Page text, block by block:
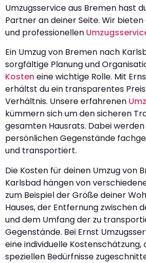
Umzugsservice aus Bremen hast
Partner an deiner Seite. Wir
und professionellen
Ein Umzug von Bremen nach
sorgfältige Planung und
Kosten eine wichtige Rolle. Mit
erhältst du ein transparentes
Verhältnis. Unsere erfahrenen
kümmern sich um den sicheren
gesamten Hausrats. Dabei
persönlichen Gegenstände
und transportiert.
Die Kosten für deinen Umzug von
Karlsbad hängen von
zum Beispiel der Größe deiner
Hauses, der Entfernung zwischen
und dem Umfang der zu
Gegenstände. Bei Ernst
eine individuelle Kostenschätzung,
speziellen Bedürfnisse